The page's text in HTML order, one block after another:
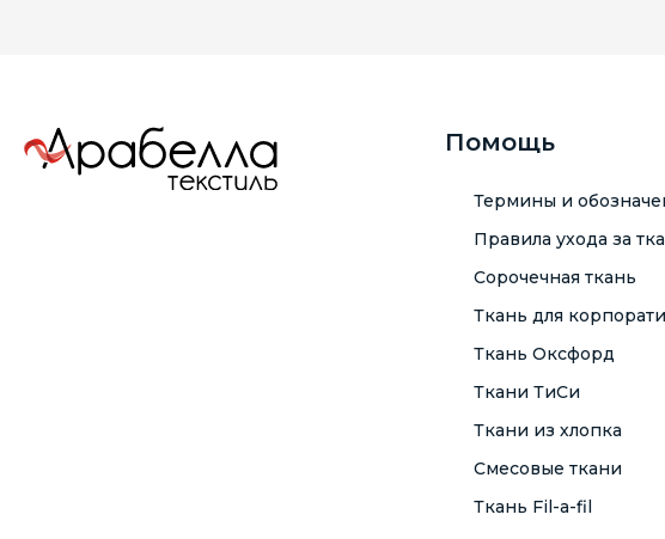
Помощь
Термины и
Правила ухода за
Сорочечная ткань
Ткань для
Ткань Оксфорд
Ткани ТиСи
Ткани из хлопка
Смесовые ткани
Ткань Fil-a-fil